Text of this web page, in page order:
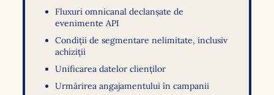
Fluxuri omnicanal declanșate de
evenimente API
Condiții de segmentare nelimitate, inclusiv
achiziții
Unificarea datelor clienților
Urmărirea angajamentului în campanii